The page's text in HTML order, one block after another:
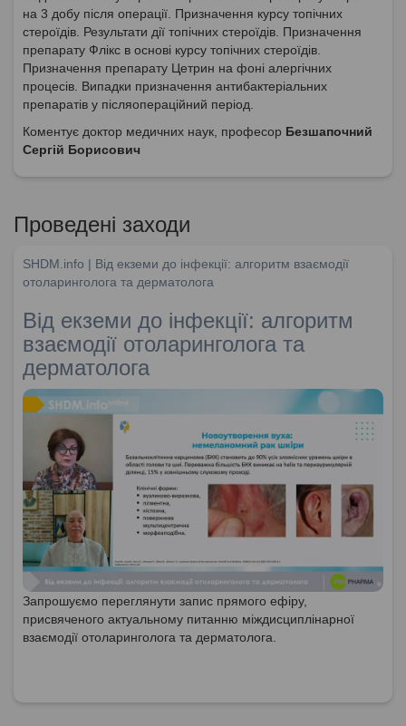
на 3 добу після операції. Призначення курсу топічних
стероїдів. Результати дії топічних стероїдів. Призначення
препарату Флікс в основі курсу топічних стероїдів.
Призначення препарату Цетрин на фоні алергічних
процесів. Випадки призначення антибактеріальних
препаратів у післяопераційний період.
Коментує доктор медичних наук, професор Безшапочний
Сергій Борисович
Проведені заходи
SHDM.info | Від екземи до інфекції: алгоритм взаємодії
отоларинголога та дерматолога
Від екземи до інфекції: алгоритм
взаємодії отоларинголога та
дерматолога
Запрошуємо переглянути запис прямого ефіру,
присвяченого актуальному питанню міждисциплінарної
взаємодії отоларинголога та дерматолога.